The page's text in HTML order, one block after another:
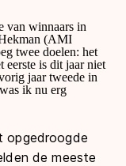
van winnaars in
(AMI
twee doelen: het
is dit jaar niet
jaar tweede in
ik nu erg
opgedroogde
de meeste